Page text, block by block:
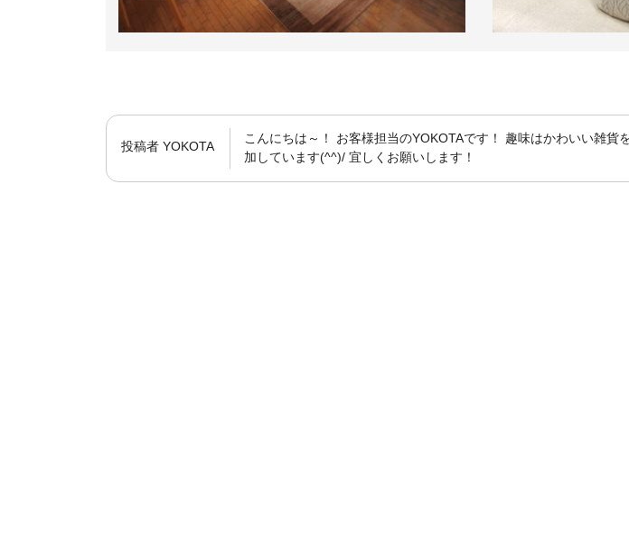
投稿者 YOKOTA
こんにちは～！ お客様担当のYOKOTAです！ 趣味はかわいい雑貨
加しています(^^)/ 宜しくお願いします！